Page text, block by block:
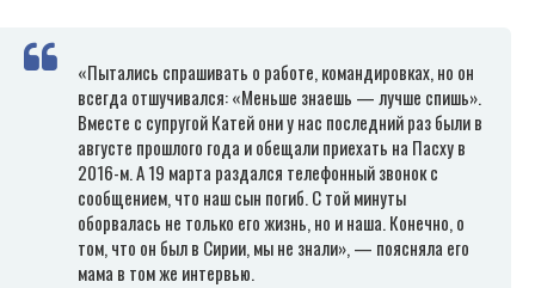
«Пытались спрашивать о работе, командировках, но он
всегда отшучивался: «Меньше знаешь — лучше спишь».
Вместе с супругой Катей они у нас последний раз были в
августе прошлого года и обещали приехать на Пасху в
2016-м. А 19 марта раздался телефонный звонок с
сообщением, что наш сын погиб. С той минуты
оборвалась не только его жизнь, но и наша. Конечно, о
том, что он был в Сирии, мы не знали», — поясняла его
мама в том же интервью.